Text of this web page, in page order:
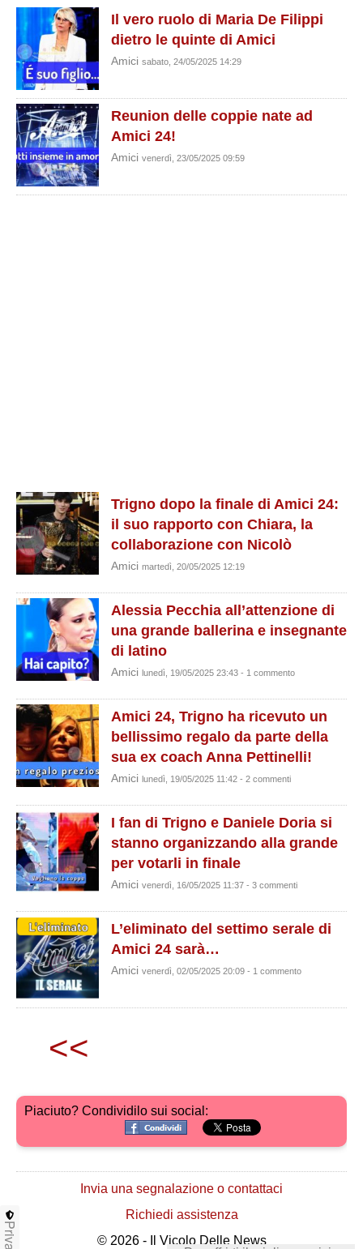
Il vero ruolo di Maria De Filippi
dietro le quinte di Amici
Amici sabato, 24/05/2025 14:29
Reunion delle coppie nate ad
Amici 24!
Amici venerdì, 23/05/2025 09:59
Trigno dopo la finale di Amici 24:
il suo rapporto con Chiara, la
collaborazione con Nicolò
Amici martedì, 20/05/2025 12:19
Alessia Pecchia all’attenzione di
una grande ballerina e insegnante
di latino
Amici lunedì, 19/05/2025 23:43 - 1 commento
Amici 24, Trigno ha ricevuto un
bellissimo regalo da parte della
sua ex coach Anna Pettinelli!
Amici lunedì, 19/05/2025 11:42 - 2 commenti
I fan di Trigno e Daniele Doria si
stanno organizzando alla grande
per votarli in finale
Amici venerdì, 16/05/2025 11:37 - 3 commenti
L’eliminato del settimo serale di
Amici 24 sarà…
Amici venerdì, 02/05/2025 20:09 - 1 commento
<<
Piaciuto? Condividilo sui social:
Invia una segnalazione o contattaci
Richiedi assistenza
© 2026 - Il Vicolo Delle News